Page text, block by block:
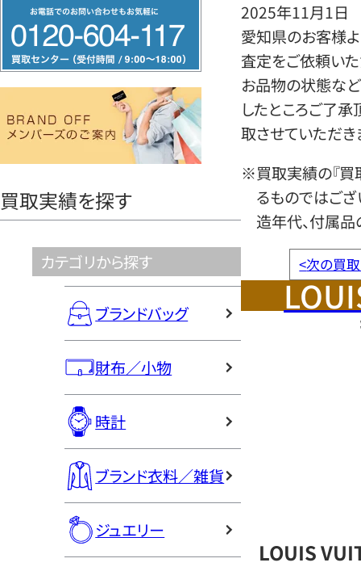
リ
ー
ヤ
買取実績を探す
カテゴリから探す
ブランドバッグ
財布／小物
時計
ブランド衣料／雑貨
ジュエリー
2025年11月1日
愛知県のお客様よ
査定をご依頼いた
お品物の状態など
したところご了
取させていただき
※買取実績の『買
るものではござ
造年代、付属品
<次の買
LOUIS